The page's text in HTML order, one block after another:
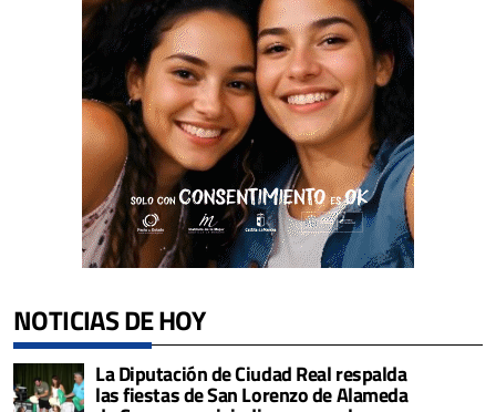
NOTICIAS DE HOY
La Diputación de Ciudad Real respalda
las fiestas de San Lorenzo de Alameda